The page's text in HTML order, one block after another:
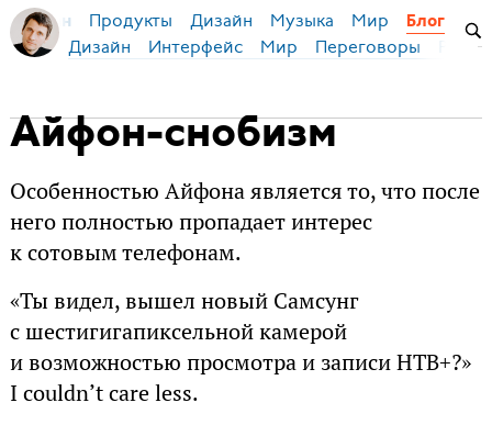
Бирман Продукты Дизайн Музыка Мир Блог
Дизайн Интерфейс Мир Переговоры
Айфон-снобизм
Особенностью Айфона является то, что после
него полностью пропадает интерес
к сотовым телефонам.
«Ты видел, вышел новый Самсунг
с шестигигапиксельной камерой
и возможностью просмотра и записи НТВ+?»
I couldn’t care less.